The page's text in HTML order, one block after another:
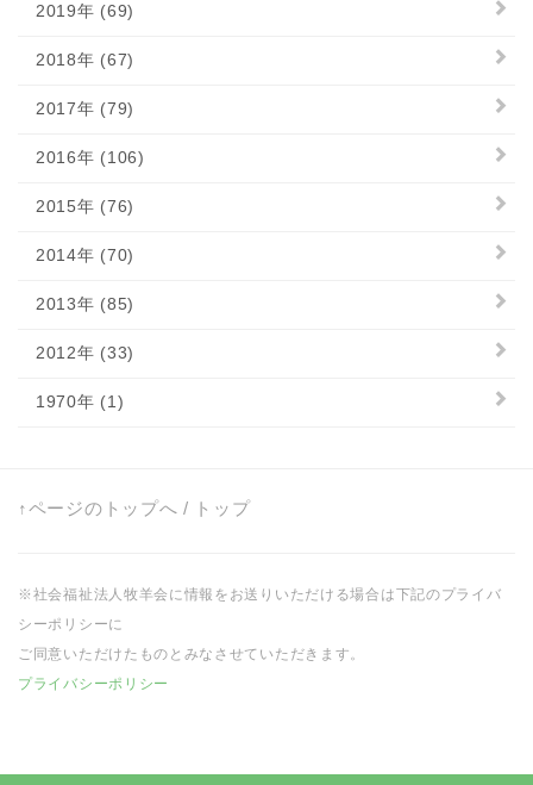
2019年 (69)
2018年 (67)
2017年 (79)
2016年 (106)
2015年 (76)
2014年 (70)
2013年 (85)
2012年 (33)
1970年 (1)
↑ページのトップへ / トップ
※社会福祉法人牧羊会に情報をお送りいただける場合は下記のプライバ
シーポリシーに
ご同意いただけたものとみなさせていただきます。
プライバシーポリシー